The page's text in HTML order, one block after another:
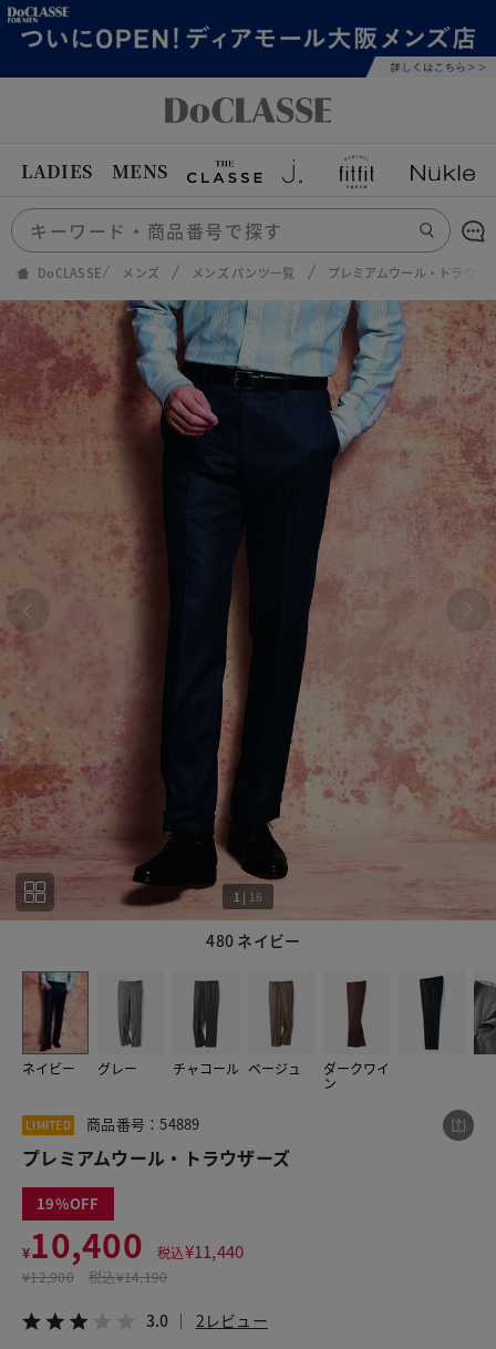
LADIES MENS
DoCLASSE メンズ メンズ パンツ一覧 プレミアムウール・トラウザ
480 ネイビー
1 | 16
ネイビー グレー チャコール ベージュ ダークワイ
ン
LIMITED 商品番号：54889
プレミアムウール・トラウザーズ
19
¥10,400 税込¥11,440
¥12,900 税込¥14,190
3.0 2レビュー
この商品をシェアする
プレミアムウール・トラウザーズ
¥10,400
税込¥11,440
LINE X